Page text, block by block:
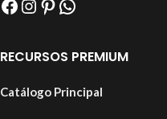
RECURSOS PREMIUM
Catálogo Principal